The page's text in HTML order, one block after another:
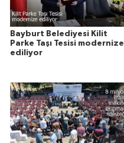
Bayburt Belediyesi Kilit
Parke Taşı Tesisi modernize
ediliyor